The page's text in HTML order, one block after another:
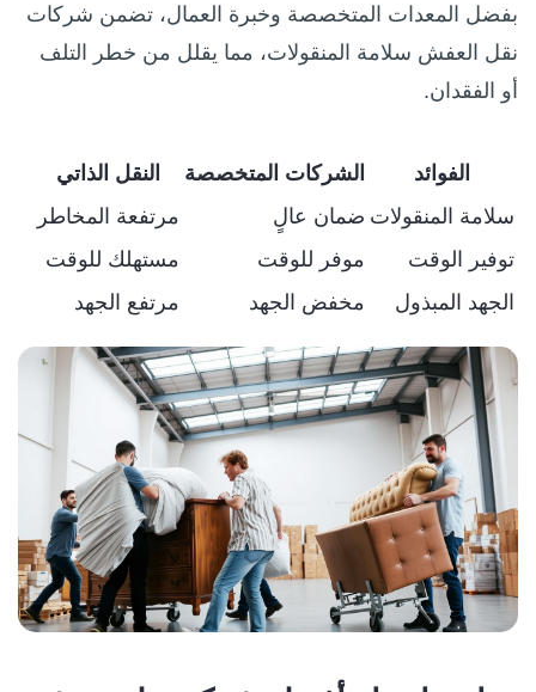
بفضل المعدات المتخصصة وخبرة العمال، تضمن شركات
نقل العفش سلامة المنقولات، مما يقلل من خطر التلف
أو الفقدان.
الفوائد الشركات المتخصصة
النقل الذاتي
سلامة المنقولات ضمان عالٍ
مرتفعة المخاطر
توفير الوقت
موفر للوقت
مستهلك للوقت
الجهد المبذول
مخفض الجهد مرتفع الجهد